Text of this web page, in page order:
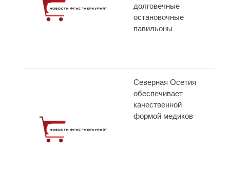
долговечные
остановочные
павильоны
Северная Осетия
обеспечивает
качественной
формой медиков